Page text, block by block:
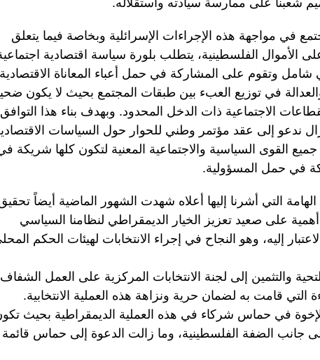
شعبنا على ممارسة سيادته واستقلاله.
في مواجهة هذه الإجراءات الإسرائلية وبخاصة فيما يتعلق
الأموال الفلسطينية، يتطلب بلورة سياسة اقتصادية
وتقوم على المشاركة في حمل أعباء المعاناة الاقتصادية
في توزيع العبء بين طبقات المجتمع بحيث لا يكون
الاجتماعية ذات الدخل المحدود. وبهدف بناء هذا التوافق
ندعو إلى عقد مؤتمر وطني للحوار حول السياسات
جميع القوى السياسية والاجتماعية المعنية لتكون كلها شريكة
في حمل المسؤولية.
الهامة التي أشرنا إليها أعلاه شهدت الشهور الماضية أيضاً
أهمية على صعيد تعزيز الخيار الديمقراطي لنظامنا السياسي
إليه، وهو النجاح في إجراء الانتخابات لهيئات الحكم
والتثمين إلى لجنة الانتخابات المركزية على العمل الشفاف
التي قامت به لضمان حرية ونزاهة هذه العملية الانتخابية.
في حماس شركاء في هذه العملية الديمقراطية بحيث
جانب الضفة الفلسطينية، وما زالت الدعوة إلى حماس قائمة